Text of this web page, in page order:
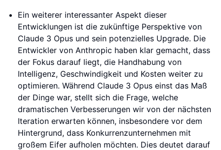
Ein weiterer interessanter Aspekt dieser
Entwicklungen ist die zukünftige Perspektive von
Claude 3 Opus und sein potenzielles Upgrade. Die
Entwickler von Anthropic haben klar gemacht, dass
der Fokus darauf liegt, die Handhabung von
Intelligenz, Geschwindigkeit und Kosten weiter zu
optimieren. Während Claude 3 Opus einst das Maß
der Dinge war, stellt sich die Frage, welche
dramatischen Verbesserungen wir von der nächsten
Iteration erwarten können, insbesondere vor dem
Hintergrund, dass Konkurrenzunternehmen mit
großem Eifer aufholen möchten. Dies deutet darauf